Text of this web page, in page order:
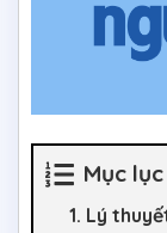
Mục
1. Lý